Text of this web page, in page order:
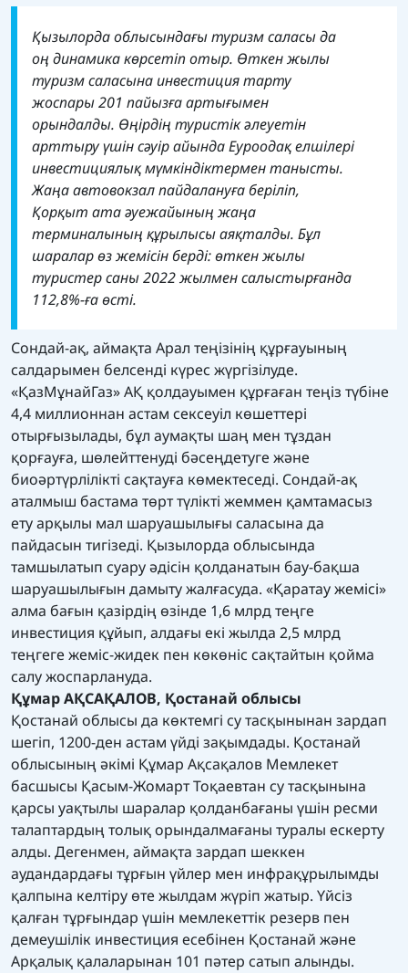
Қызылорда облысындағы туризм саласы да
оң динамика көрсетіп отыр. Өткен жылы
туризм саласына инвестиция тарту
жоспары 201 пайызға артығымен
орындалды. Өңірдің туристік әлеуетін
арттыру үшін сәуір айында Еуроодақ елшілері
инвестициялық мүмкіндіктермен танысты.
Жаңа автовокзал пайдалануға беріліп,
Қорқыт ата әуежайының жаңа
терминалының құрылысы аяқталды. Бұл
шаралар өз жемісін берді: өткен жылы
туристер саны 2022 жылмен салыстырғанда
112,8%-ға өсті.
Сондай-ақ, аймақта Арал теңізінің құрғауының
салдарымен белсенді күрес жүргізілуде.
«ҚазМұнайГаз» АҚ қолдауымен құрғаған теңіз түбіне
4,4 миллионнан астам сексеуіл көшеттері
отырғызылады, бұл аумақты шаң мен тұздан
қорғауға, шөлейттенуді бәсеңдетуге және
биоәртүрлілікті сақтауға көмектеседі. Сондай-ақ
аталмыш бастама төрт түлікті жеммен қамтамасыз
ету арқылы мал шаруашылығы саласына да
пайдасын тигізеді. Қызылорда облысында
тамшылатып суару әдісін қолданатын бау-бақша
шаруашылығын дамыту жалғасуда. «Қаратау жемісі»
алма бағын қазірдің өзінде 1,6 млрд теңге
инвестиция құйып, алдағы екі жылда 2,5 млрд
теңгеге жеміс-жидек пен көкөніс сақтайтын қойма
салу жоспарлануда.
Құмар АҚСАҚАЛОВ, Қостанай облысы
Қостанай облысы да көктемгі су тасқынынан зардап
шегіп, 1200-ден астам үйді зақымдады. Қостанай
облысының әкімі Құмар Ақсақалов Мемлекет
басшысы Қасым-Жомарт Тоқаевтан су тасқынына
қарсы уақтылы шаралар қолданбағаны үшін ресми
талаптардың толық орындалмағаны туралы ескерту
алды. Дегенмен, аймақта зардап шеккен
аудандардағы тұрғын үйлер мен инфрақұрылымды
қалпына келтіру өте жылдам жүріп жатыр. Үйсіз
қалған тұрғындар үшін мемлекеттік резерв пен
демеушілік инвестиция есебінен Қостанай және
Арқалық қалаларынан 101 пәтер сатып алынды.